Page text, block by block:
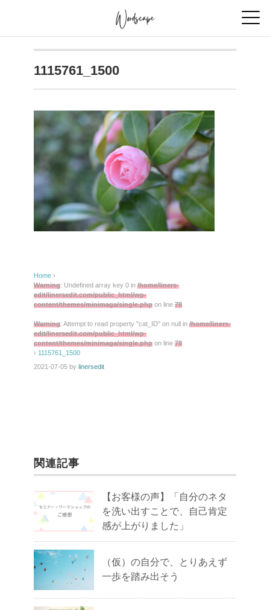
1115761_1500
Home ›
Warning: Undefined array key 0 in /home/liners-
edit/linersedit.com/public_html/wp-
content/themes/minimaga/single.php on line 78
Warning: Attempt to read property "cat_ID" on null in /home/liners-
edit/linersedit.com/public_html/wp-
content/themes/minimaga/single.php on line 78
› 1115761_1500
2021-07-05 by linersedit
関連記事
【お客様の声】「自分のネタ
を洗い出すことで、自己肯定
感が上がりました」
（仮）の自分で、とりあえず
一歩を踏み出そう